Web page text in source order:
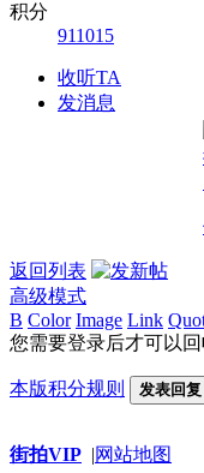
积分
911015
收听TA
发消息
返回列表
高级模式
B Color Image Link
您需要登录后才可以
本版积分规则 发表回复
街拍VIP |网站地图